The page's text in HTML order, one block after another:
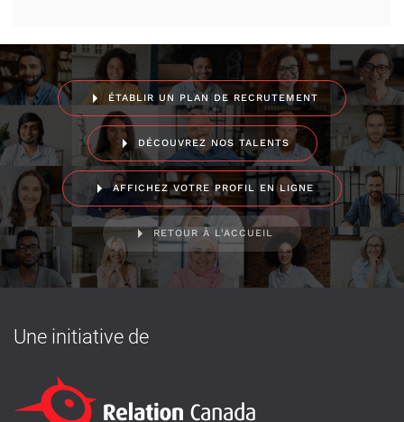
ÉTABLIR UN PLAN DE RECRUTEMENT
DÉCOUVREZ NOS TALENTS
AFFICHEZ VOTRE PROFIL EN LIGNE
RETOUR À L'ACCUEIL
Une initiative de